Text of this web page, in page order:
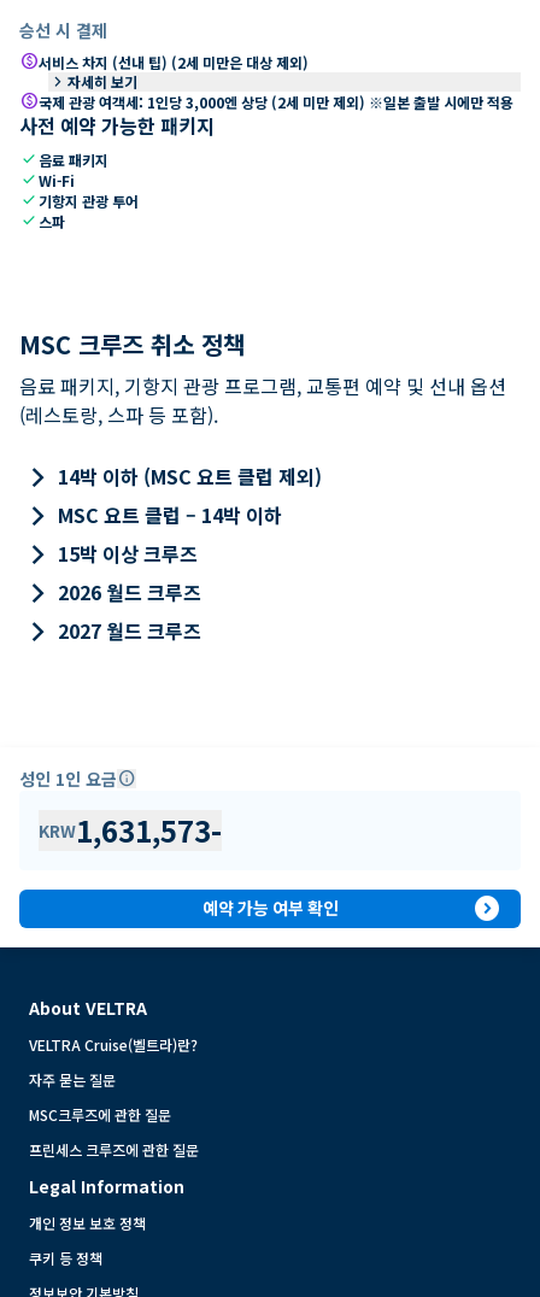
승선 시 결제
paid서비스 차지 (선내 팁) (2세 미만은 대상 제외)
keyboard_arrow_right 자세히 보기
paid국제 관광 여객세: 1인당 3,000엔 상당 (2세 미만 제외) ※일본 출발 시에만 적용
사전 예약 가능한 패키지
check 음료 패키지
checkWi-Fi
check 기항지 관광 투어
check 스파
MSC 크루즈 취소 정책
음료 패키지, 기항지 관광 프로그램, 교통편 예약 및 선내 옵션
(레스토랑, 스파 등 포함).
keyboard_arrow_right 14박 이하 (MSC 요트 클럽 제외)
keyboard_arrow_right MSC 요트 클럽 – 14박 이하
keyboard_arrow_right 15박 이상 크루즈
keyboard_arrow_right 2026 월드 크루즈
keyboard_arrow_right 2027 월드 크루즈
성인 1인 요금info
KRW1,631,573-
예약 가능 여부 확인 expand_circle_right
About VELTRA
VELTRA Cruise(벨트라)란?
자주 묻는 질문
MSC크루즈에 관한 질문
프린세스 크루즈에 관한 질문
Legal Information
개인 정보 보호 정책
쿠키 등 정책
정보보안 기본방침